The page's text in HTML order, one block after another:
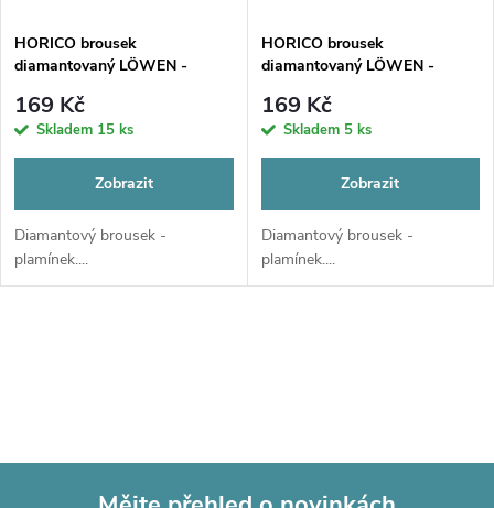
HORICO brousek
diamantovaný LÖWEN -
169 Kč
Skladem 15 ks
Zobrazit
Diamantový brousek -
plamínek....
HORICO brousek
diamantovaný LÖWEN -
169 Kč
Skladem 5 ks
Zobrazit
Diamantový brousek -
plamínek....